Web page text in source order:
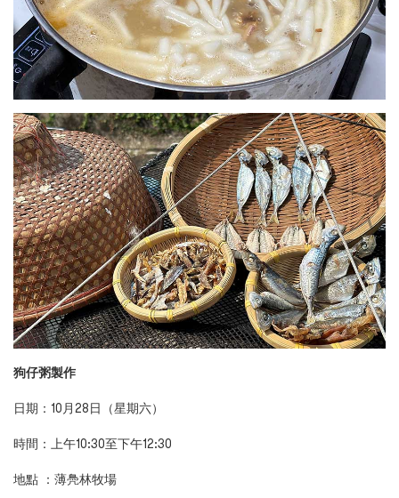
狗仔粥製作
日期：10月28日（星期六）
時間：上午10:30至下午12:30
地點 ：薄鳧林牧場